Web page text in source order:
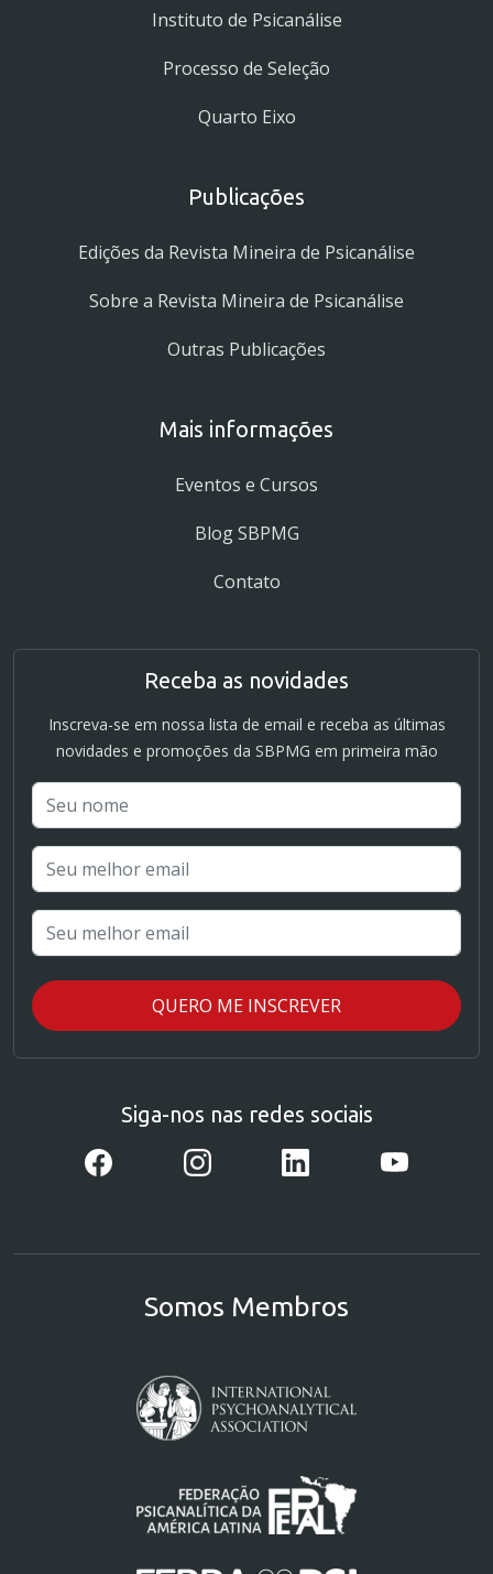
Instituto de Psicanálise
Processo de Seleção
Quarto Eixo
Publicações
Edições da Revista Mineira de Psicanálise
Sobre a Revista Mineira de Psicanálise
Outras Publicações
Mais informações
Eventos e Cursos
Blog SBPMG
Contato
Receba as novidades
Inscreva-se em nossa lista de email e receba as últimas
novidades e promoções da SBPMG em primeira mão
Siga-nos nas redes sociais
Somos Membros